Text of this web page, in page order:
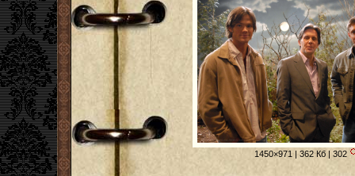
1450×971 | 362 Кб | 302